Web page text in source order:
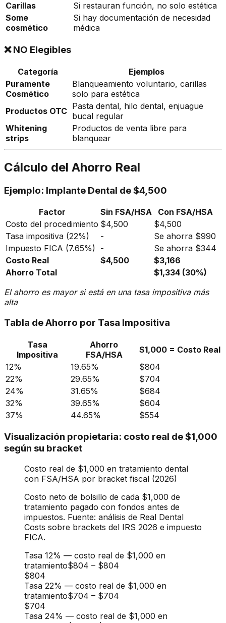
Carillas
Si restauran función, no solo estética
Some
cosmético
Si hay documentación de necesidad
médica
❌ NO Elegibles
Categoría
Ejemplos
Puramente
Cosmético
Blanqueamiento voluntario, carillas
solo para estética
Productos OTC Pasta dental, hilo dental, enjuague
bucal regular
Whitening
strips
Productos de venta libre para
blanquear
Cálculo del Ahorro Real
Ejemplo: Implante Dental de $4,500
Factor Sin FSA/HSA
Con FSA/HSA
Costo del procedimiento $4,500
$4,500
Tasa impositiva (22%)
-
Se ahorra $990
Impuesto FICA (7.65%) -
Se ahorra $344
Costo Real
$4,500
$3,166
Ahorro Total
$1,334 (30%)
El ahorro es mayor si está en una tasa impositiva más
alta
Tabla de Ahorro por Tasa Impositiva
Tasa
Impositiva
Ahorro
FSA/HSA
$1,000 = Costo Real
12%
19.65%
$804
22%
29.65%
$704
24%
31.65%
$684
32%
39.65%
$604
37%
44.65% $554
Visualización propietaria: costo real de $1,000
según su bracket
Costo real de $1,000 en tratamiento dental
con FSA/HSA por bracket fiscal (2026)
Costo neto de bolsillo de cada $1,000 de
tratamiento pagado con fondos antes de
impuestos. Fuente: análisis de Real Dental
Costs sobre brackets del IRS 2026 e impuesto
FICA.
Tasa 12% — costo real de $1,000 en
tratamiento$804 – $804
$804
Tasa 22% — costo real de $1,000 en
tratamiento$704 – $704
$704
Tasa 24% — costo real de $1,000 en